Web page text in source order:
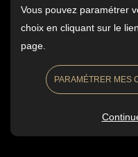
demande sont
Vous pouvez paramétrer
choix en cliquant sur le
page.
PARAMÉTRER MES